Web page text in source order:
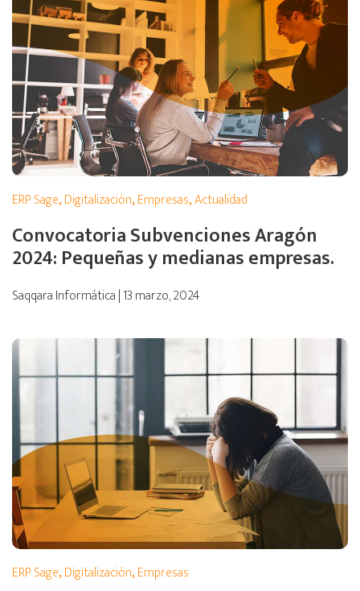
ERP Sage,Digitalización,Empresas,Actualidad
Convocatoria Subvenciones Aragón
2024: Pequeñas y medianas empresas.
Saqqara Informática | 13 marzo, 2024
ERP Sage,Digitalización,Empresas